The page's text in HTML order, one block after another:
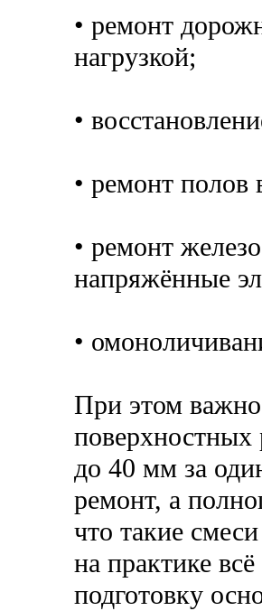
• ремонт
нагрузкой;
•
• ремонт полов
• ремонт
напряжённые
•
При этом
поверхностных
до 40 мм за
ремонт, а
что такие
на практике
подготовку